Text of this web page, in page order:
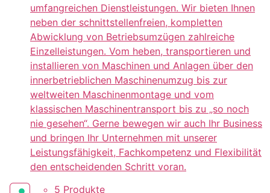
umfangreichen Dienstleistungen. Wir bieten Ihnen
neben der schnittstellenfreien, kompletten
Abwicklung von Betriebsumzügen zahlreiche
Einzelleistungen. Vom heben, transportieren und
installieren von Maschinen und Anlagen über den
innerbetrieblichen Maschinenumzug bis zur
weltweiten Maschinenmontage und vom
klassischen Maschinentransport bis zu „so noch
nie gesehen“. Gerne bewegen wir auch Ihr Business
und bringen Ihr Unternehmen mit unserer
Leistungsfähigkeit, Fachkompetenz und Flexibilität
den entscheidenden Schritt voran.
5 Produkte